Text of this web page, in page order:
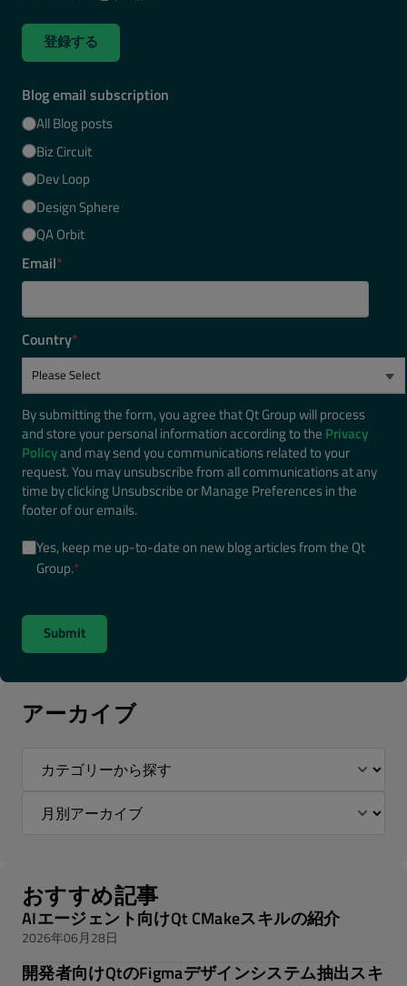
登録する
Blog email subscription
All Blog posts
Biz Circuit
Dev Loop
Design Sphere
QA Orbit
Email*
Country*
By submitting the form, you agree that Qt Group will process
and store your personal information according to the Privacy
Policyand may send you communications related to your
request. You may unsubscribe from all communications at any
time by clicking Unsubscribe or Manage Preferences in the
footer of our emails.
Yes, keep me up-to-date on new blog articles from the Qt
Group.*
アーカイブ
おすすめ記事
AIエージェント向けQt CMakeスキルの紹介
2026年06月28日
開発者向けQtのFigmaデザインシステム抽出スキ